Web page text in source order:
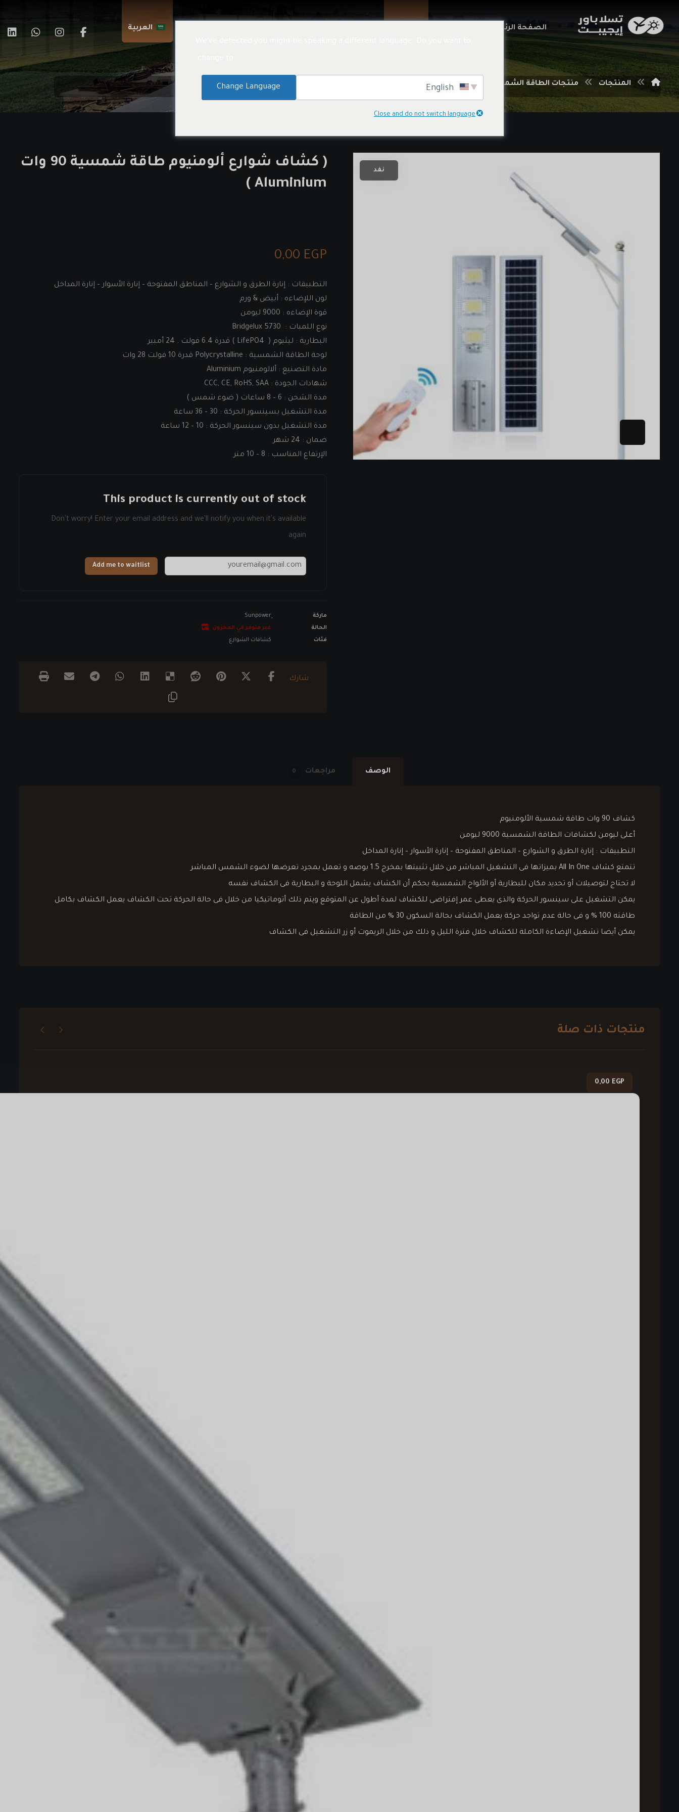
الصفحة الرئيسية العربية
المنتجات منتجات الطاقة الشمسية منتجات الاضاءة بالطاقة الشمسية كشافات الشوارع
نفد
( كشاف شوارع ألومنيوم طاقة شمسية 90 وات
Aluminium )
0,00 EGP
التطبيقات : إنارة الطرق و الشوارع – المناطق المفتوحة – إنارة الأسوار – إنارة المداخل
لون اللإضاءه : أبيض & ورم
قوة الإضاءه : 9000 ليومن
نوع اللمبات : Bridgelux 5730
البطارية : ليثيوم ( LifePO4 ) قدرة 6.4 فولت . 24 أمبير
لوحة الطاقة الشمسية : Polycrystalline قدرة 10 فولت 28 وات
مادة التصنيع : ألالومنيوم Aluminium
شهادات الجودة : CCC, CE, RoHS, SAA
مدة الشحن : 6 – 8 ساعات ( ضوء شمس )
مدة التشغيل بسينسور الحركة : 30 – 36 ساعة
مدة التشغيل بدون سينسور الحركة : 10 – 12 ساعة
ضمان : 24 شهر
الإرتفاع المناسب : 8 – 10 متر
This product is currently out of stock
Don't worry! Enter your email address and we'll notify you when it's available
again
Add me to waitlist
ماركة
ٍSunpower
الحالة
غير متوفر في المخزون
فئات
كشافات الشوارع
الوصف مراجعات 0
كشاف 90 وات طاقة شمسية الألومنيوم
أعلى ليومن لكشافات الطاقة الشمسية 9000 ليومن
التطبيقات : إنارة الطرق و الشوارع – المناطق المفتوحة – إنارة الأسوار – إنارة المداخل
تتمتع كشاف All In One بميزاتها فى التشغيل المباشر من خلال تثبيتها بمخرج 1.5 بوصه و تعمل بمجرد تعرضها لضوء الشمس المباشر
لا تحتاج لتوصيلات أو تحديد مكان للبطارية أو الألواح الشمسية بحكم أن الكشاف يشمل اللوحة و البطارية فى الكشاف نفسه
يمكن التشغيل على سينسور الحركة والذى يعطى عمر إفتراضى للكشاف لمدة أطول عن المتوقع ويتم ذلك أتوماتيكيا من خلال فى حالة الحركة تحت الكشاف يعمل الكشاف بكامل
طاقته 100 % و فى حالة عدم تواجد حركة يعمل الكشاف بحالة السكون 30 % من الطاقة
يمكن أيضا تشغيل الإضاءة الكاملة للكشاف خلال فترة الليل و ذلك من خلال الريموت أو زر التشغيل فى الكشاف
منتجات ذات صلة
0,00 EGP
Change Language
Close and do not switch language